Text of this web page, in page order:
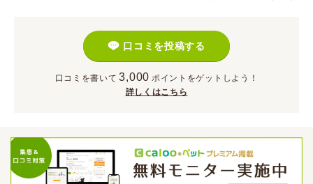
口コミを投稿する
口コミを書いて 3,000 ポイント をゲットしよう！
詳しくはこちら